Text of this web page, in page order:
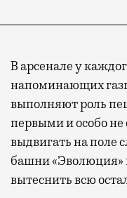
В арсенале у
напоминающих
выполняют роль
первыми и особо
выдвигать на поле
башни «Эволюция»
вытеснить всю